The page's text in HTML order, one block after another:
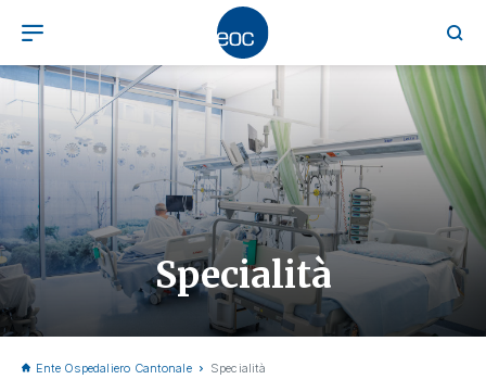
Specialità
Ente Ospedaliero Cantonale Specialità